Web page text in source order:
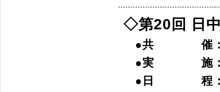
◇第20回 日
●共 催
●実 施
●日 程